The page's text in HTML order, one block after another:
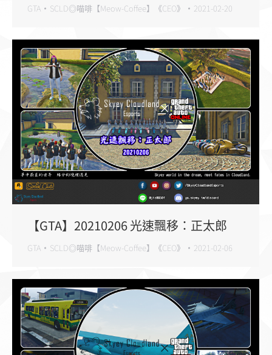
GTA SCLD◎喵啡【Meow-Coffee】《CEO》 2021-02-20
【GTA】20210206 光速飄移：正太郎
GTA SCLD◎喵啡【Meow-Coffee】《CEO》 2021-02-06